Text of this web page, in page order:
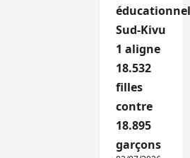
Sud-Kivu
1 aligne
18.532
filles
contre
18.895
garçons